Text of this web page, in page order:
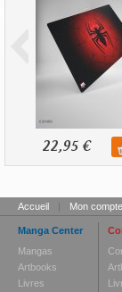
22,95 €
Accueil | Mon compte
Manga Center
Mangas
Artbooks
Livres